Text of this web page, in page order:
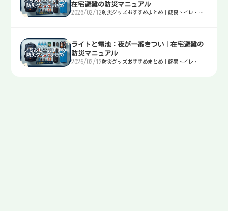
在宅避難の防災マニュアル
2026/02/12 防災グッズおすすめまとめ｜簡易トイレ・
ライトと電池：夜が一番きつい｜在宅避難の
防災マニュアル
2026/02/12 防災グッズおすすめまとめ｜簡易トイレ・